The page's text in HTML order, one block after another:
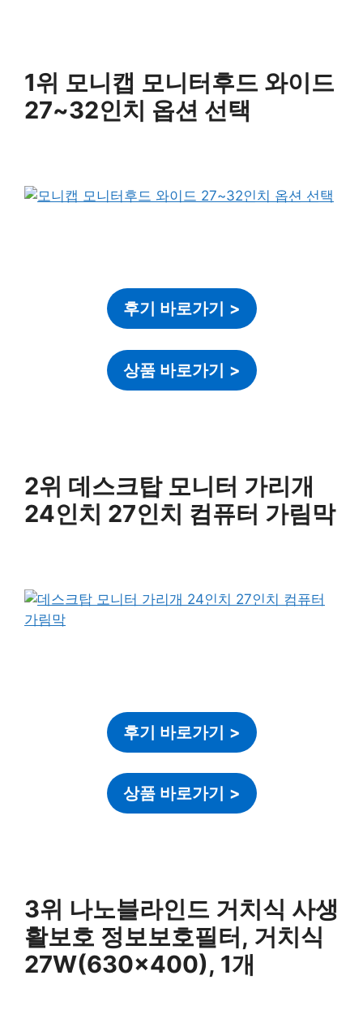
1위 모니캡 모니터후드 와이드
27~32인치 옵션 선택
후기 바로가기 >
상품 바로가기 >
2위 데스크탑 모니터 가리개
24인치 27인치 컴퓨터 가림막
후기 바로가기 >
상품 바로가기 >
3위 나노블라인드 거치식 사생
활보호 정보보호필터, 거치식
27W(630×400), 1개